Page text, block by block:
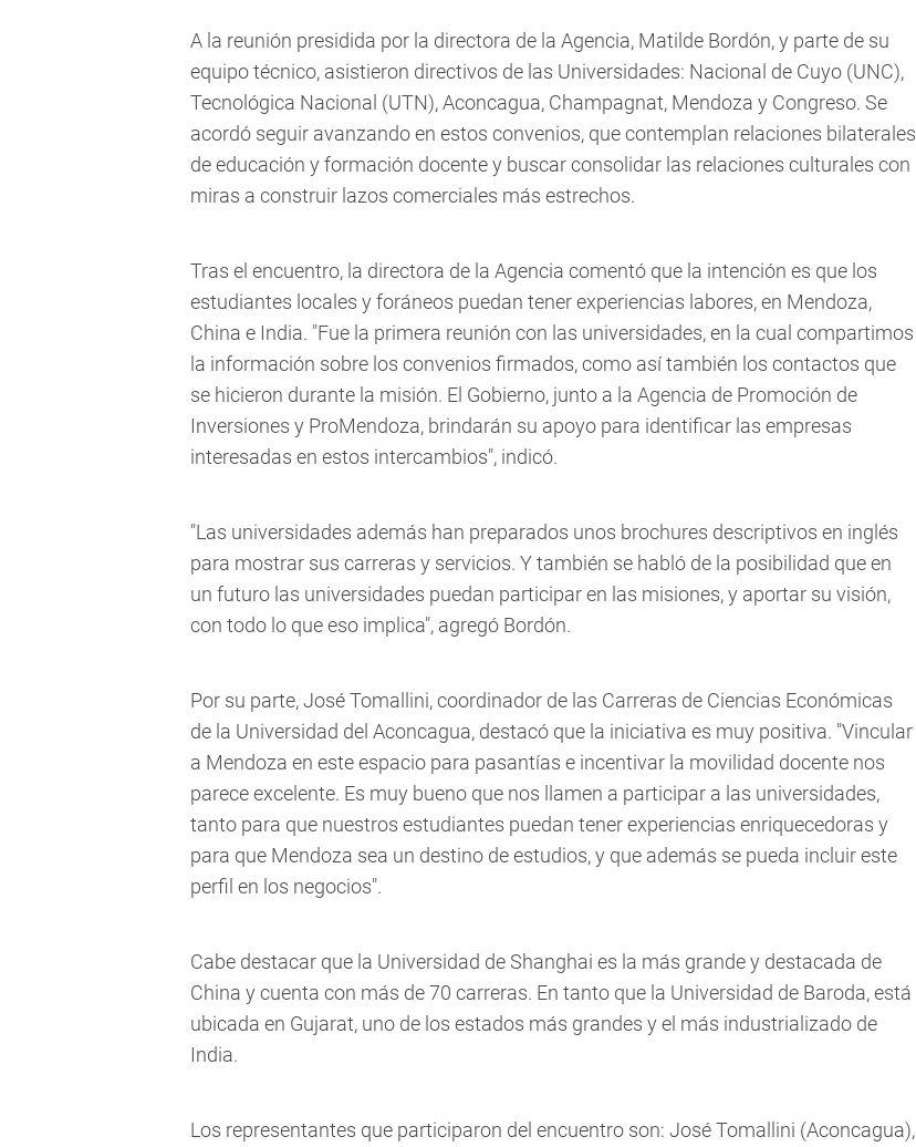
A la reunión presidida por la directora de la Agencia, Matilde Bordón, y parte de su
equipo técnico, asistieron directivos de las Universidades: Nacional de Cuyo (UNC),
Tecnológica Nacional (UTN), Aconcagua, Champagnat, Mendoza y Congreso. Se
acordó seguir avanzando en estos convenios, que contemplan relaciones bilaterales
de educación y formación docente y buscar consolidar las relaciones culturales con
miras a construir lazos comerciales más estrechos.
Tras el encuentro, la directora de la Agencia comentó que la intención es que los
estudiantes locales y foráneos puedan tener experiencias labores, en Mendoza,
China e India. "Fue la primera reunión con las universidades, en la cual compartimos
la información sobre los convenios firmados, como así también los contactos que
se hicieron durante la misión. El Gobierno, junto a la Agencia de Promoción de
Inversiones y ProMendoza, brindarán su apoyo para identificar las empresas
interesadas en estos intercambios", indicó.
"Las universidades además han preparados unos brochures descriptivos en inglés
para mostrar sus carreras y servicios. Y también se habló de la posibilidad que en
un futuro las universidades puedan participar en las misiones, y aportar su visión,
con todo lo que eso implica", agregó Bordón.
Por su parte, José Tomallini, coordinador de las Carreras de Ciencias Económicas
de la Universidad del Aconcagua, destacó que la iniciativa es muy positiva. "Vincular
a Mendoza en este espacio para pasantías e incentivar la movilidad docente nos
parece excelente. Es muy bueno que nos llamen a participar a las universidades,
tanto para que nuestros estudiantes puedan tener experiencias enriquecedoras y
para que Mendoza sea un destino de estudios, y que además se pueda incluir este
perfil en los negocios".
Cabe destacar que la Universidad de Shanghai es la más grande y destacada de
China y cuenta con más de 70 carreras. En tanto que la Universidad de Baroda, está
ubicada en Gujarat, uno de los estados más grandes y el más industrializado de
India.
Los representantes que participaron del encuentro son: José Tomallini (Aconcagua),